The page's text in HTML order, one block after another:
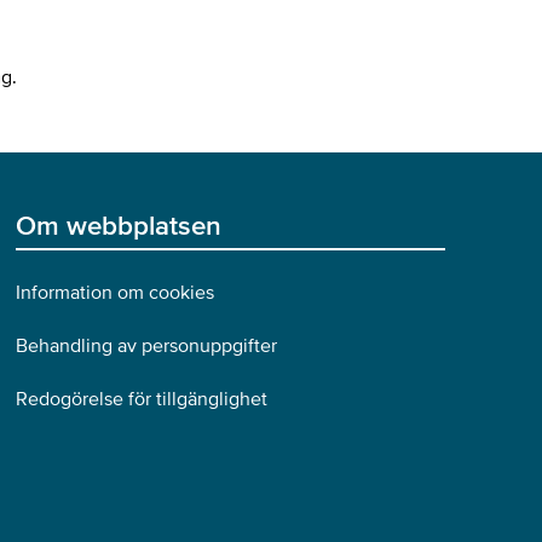
Om webbplatsen
Information om cookies
Behandling av personuppgifter
Redogörelse för tillgänglighet